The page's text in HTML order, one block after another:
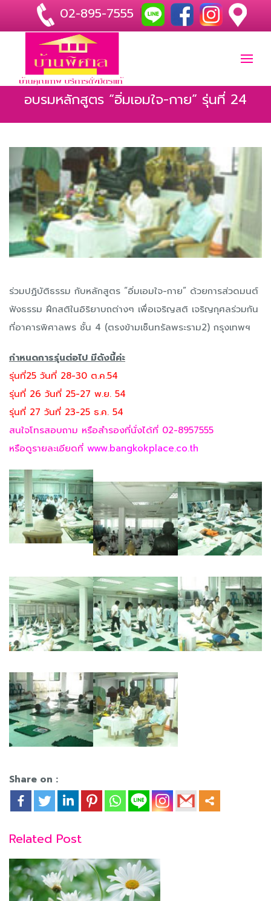
อบรมหลักสูตร “อิ่มเอมใจ-กาย” รุ่นที่ 24
ร่วมปฏิบัติธรรม กับหลักสูตร “อิ่มเอมใจ-กาย” ด้วยการส่วดมนต์
ฟังธรรม ฝึกสติในอิริยาบถต่างๆ เพื่อเจริญสติ เจริญกุศลร่วมกัน
ที่อาคารพิศาลพร ชั้น 4 (ตรงข้ามเซ็นทรัลพระราม2) กรุงเทพฯ
กำหนดการรุ่นต่อไป มีดังนี้ค่ะ
รุ่นที่25 วันที่ 28-30 ต.ค.54
รุ่นที่ 26 วันที่ 25-27 พ.ย. 54
รุ่นที่ 27 วันที่ 23-25 ธ.ค. 54
สนใจโทรสอบถาม หรือสำรองที่นั่งได้ที่ 02-8957555
หรือดูรายละเอียดที่ www.bangkokplace.co.th
Share on :
Related Post
02-895-7555